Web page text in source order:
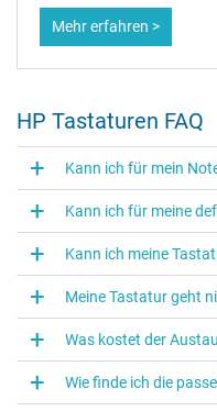
Mehr erfahren >
HP Tastaturen FAQ
Kann ich für mein
Kann ich für meine
Kann ich meine
Meine Tastatur geht
Was kostet der
Wie finde ich die